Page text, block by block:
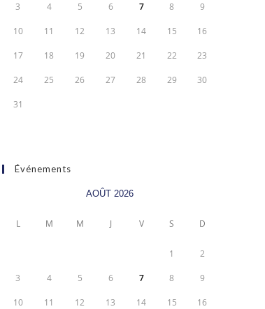
3 4 5 6 7 8 9
10 11 12 13 14 15 16
17 18 19 20 21 22 23
24 25 26 27 28 29 30
31
Événements
AOÛT 2026
L M M J V S D
1 2
3 4 5 6 7 8 9
10 11 12 13 14 15 16